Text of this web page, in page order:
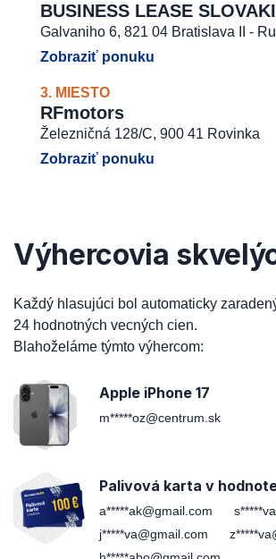
BUSINESS LEASE
Galvaniho 6, 821 04 Bratislava II -
Zobraziť ponuku
3. MIESTO
RFmotors
Železničná 128/C, 900 41 Rovinka
Zobraziť ponuku
Výhercovia
Každý hlasujúci bol automaticky
24 hodnotných vecných cien.
Blahoželáme týmto výhercom:
Apple iPhone 17
m*****oz@centrum.sk
Palivová karta v
a*****ak@gmail.com
j*****va@gmail.com